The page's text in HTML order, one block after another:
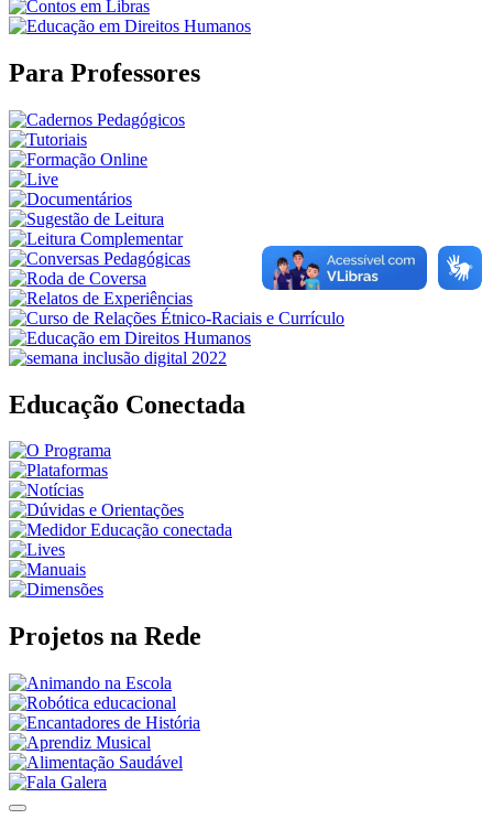
Para Professores
Educação Conectada
Projetos na Rede